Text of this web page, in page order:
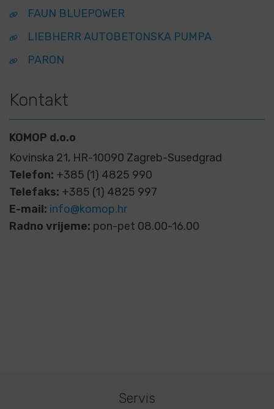
FAUN BLUEPOWER
LIEBHERR AUTOBETONSKA PUMPA
PARON
Kontakt
KOMOP d.o.o
Kovinska 21, HR-10090 Zagreb-Susedgrad
Telefon: +385 (1) 4825 990
Telefaks: +385 (1) 4825 997
E-mail: info@komop.hr
Radno vrijeme: pon-pet 08.00-16.00
Servis